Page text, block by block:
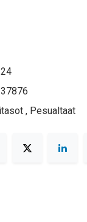
, Pesualtaat